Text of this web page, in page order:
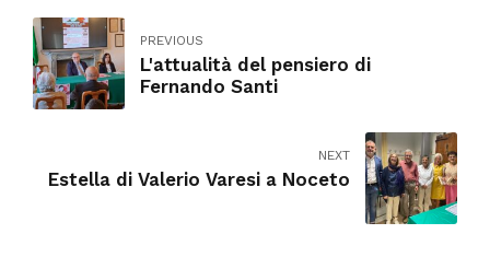
PREVIOUS
L'attualità del pensiero di
Fernando Santi
NEXT
Estella di Valerio Varesi a Noceto